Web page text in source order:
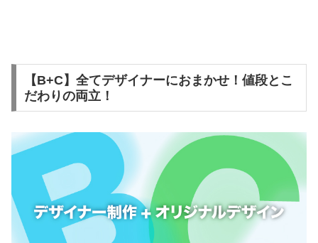
【B+C】全てデザイナーにおまかせ！値段とこ
だわりの両立！